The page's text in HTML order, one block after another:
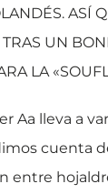
ASÍ
TRAS UN
LA
Aa lleva a
cuenta
entre